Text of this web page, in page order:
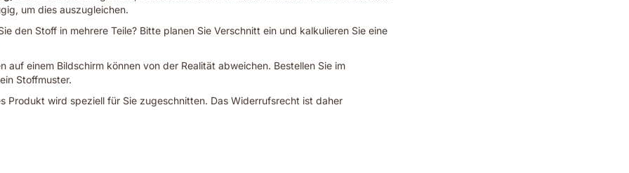
um dies auszugleichen.
den Stoff in mehrere Teile? Bitte planen Sie Verschnitt ein und kalkulieren Sie eine
auf einem Bildschirm können von der Realität abweichen. Bestellen Sie im
Stoffmuster.
Produkt wird speziell für Sie zugeschnitten. Das Widerrufsrecht ist daher